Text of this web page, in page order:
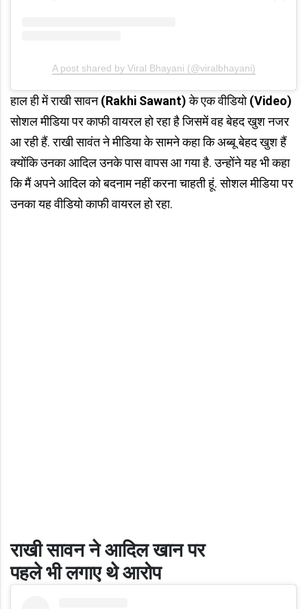
A post shared by Viral Bhayani (@viralbhayani)
हाल ही में राखी सावन(Rakhi Sawant)के एक वीडियो(Video)
सोशल मीडिया पर काफी वायरल हो रहा है जिसमें वह बेहद खुश नजर
आ रही हैं. राखी सावंत ने मीडिया के सामने कहा कि अब्बू बेहद खुश हैं
क्योंकि उनका आदिल उनके पास वापस आ गया है. उन्होंने यह भी कहा
कि मैं अपने आदिल को बदनाम नहीं करना चाहती हूं. सोशल मीडिया पर
उनका यह वीडियो काफी वायरल हो रहा.
राखी सावन ने आदिल खान पर
पहले भी लगाए थे आरोप